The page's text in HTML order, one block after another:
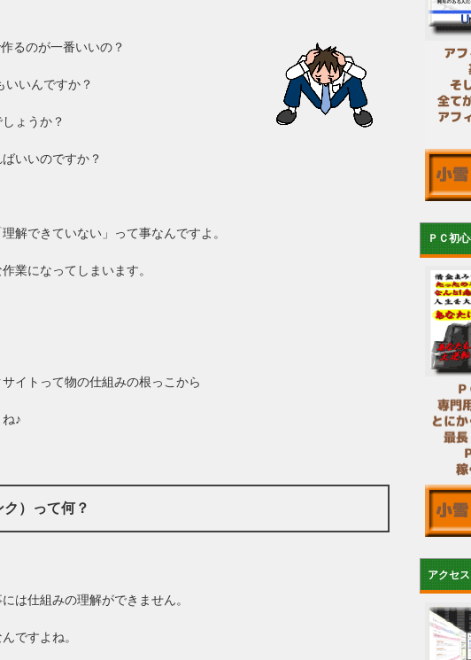
るのが一番いいの？
いんですか？
ょうか？
いいのですか？
解できていない」って事なんですよ。
業になってしまいます。
イトって物の仕組みの根っこから
♪
）って何？
は仕組みの理解ができません。
ですよね。
ＰＣ初
アクセ